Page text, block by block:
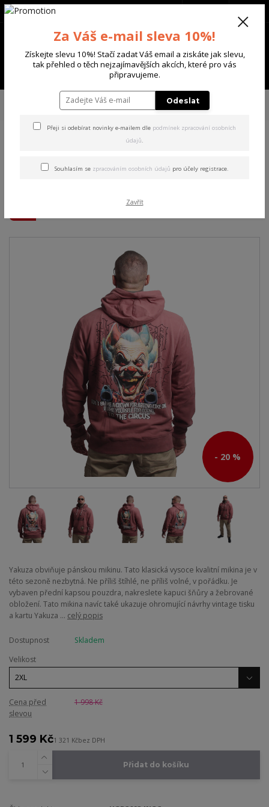
Menu
+420 702 136 620
MIKINY
Yakuza pánská mikina s kapucí Blame Hoodie
kapucí Blame Hoodie
- 20 %
Yakuza obviňuje pánskou mikinu. Tato klasická vysoce kvalitní mikina je v
této sezoně nezbytná. Ne příliš štíhlé, ne příliš volné, v pořádku. Je
vybaven přední kapsou pouzdra, nakreslete kapuci šňůry a žebrované
obložení. Tato mikina navíc také ukazuje ohromující návrhy vintage tisku
a kartu Yakuza ... celý popis
Dostupnost
Skladem
Velikost
Cena před
slevou
1 998 Kč
1 599 Kč1 321 Kčbez DPH
Přidat do košíku
Za Váš e-mail sleva 10%!
Získejte slevu 10%! Stačí zadat Váš email a ziskáte jak slevu,
tak přehled o těch nejzajímavějších akcích, které pro vás
připravujeme.
Odeslat
Přeji si odebírat novinky e-mailem dle podmínek zpracování osobních
údajů.
Souhlasím se zpracováním osobních údajů pro účely registrace.
Zavřít